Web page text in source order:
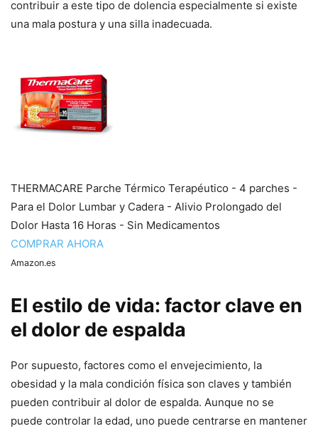
contribuir a este tipo de dolencia especialmente si existe
una mala postura y una silla inadecuada.
THERMACARE Parche Térmico Terapéutico - 4 parches -
Para el Dolor Lumbar y Cadera - Alivio Prolongado del
Dolor Hasta 16 Horas - Sin Medicamentos
COMPRAR AHORA
Amazon.es
El estilo de vida: factor clave en
el dolor de espalda
Por supuesto, factores como el envejecimiento, la
obesidad y la mala condición física son claves y también
pueden contribuir al dolor de espalda. Aunque no se
puede controlar la edad, uno puede centrarse en mantener